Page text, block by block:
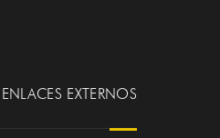
ENLACES EXTERNOS